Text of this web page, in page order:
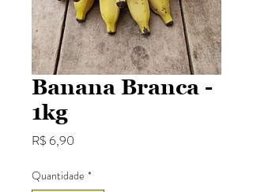
Banana Branca -
1kg
R$ 6,90
Quantidade *